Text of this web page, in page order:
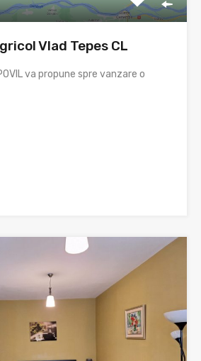
Vlad Tepes CL
va propune spre vanzare o